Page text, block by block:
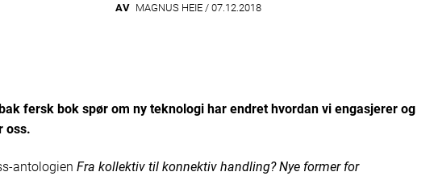
AVMAGNUS HEIE / 07.12.2018
fersk bok spør om ny teknologi har endret hvordan vi engasjerer og
oss.
antologien Fra kollektiv til konnektiv handling? Nye former for